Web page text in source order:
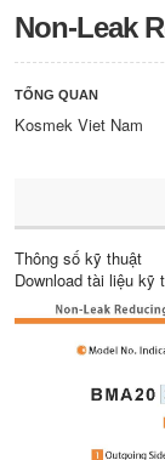
Non-Leak
TỔNG QUAN
Kosmek Viet Nam
Thông số kỹ thuật
Download tài liệu kỹ